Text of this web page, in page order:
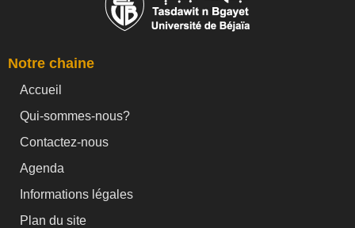
Notre chaine
Accueil
Qui-sommes-nous?
Contactez-nous
Agenda
Informations légales
Plan du site